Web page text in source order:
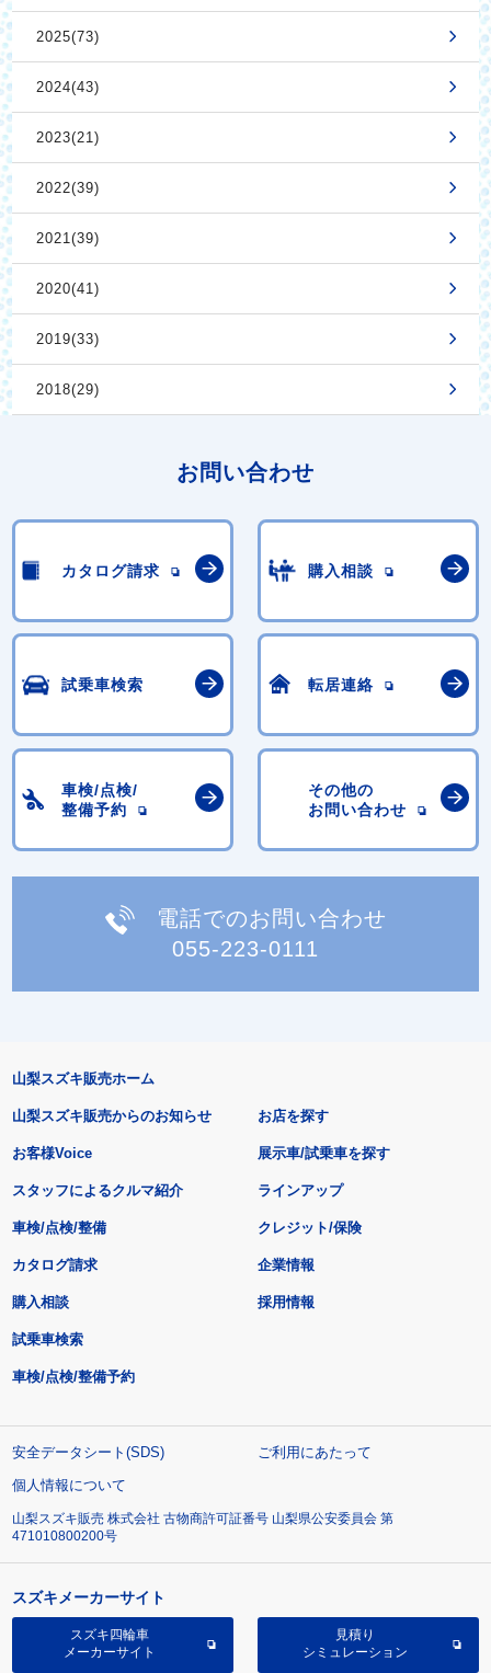
2025(73)
2024(43)
2023(21)
2022(39)
2021(39)
2020(41)
2019(33)
2018(29)
お問い合わせ
カタログ請求 購入相談
試乗車検索 転居連絡
車検/点検/
整備予約
その他の
お問い合わせ
電話でのお問い合わせ
055-223-0111
山梨スズキ販売ホーム
山梨スズキ販売からのお知らせ
お客様Voice
スタッフによるクルマ紹介
お店を探す
展示車/試乗車を探す
ラインアップ
車検/点検/整備 クレジット/保険
カタログ請求
購入相談
試乗車検索
車検/点検/整備予約
企業情報
採用情報
安全データシート(SDS)
ご利用にあたって
個人情報について
山梨スズキ販売 株式会社 古物商許可証番号 山梨県公安委員会 第
471010800200号
スズキメーカーサイト
スズキ四輪車
メーカーサイト
見積り
シミュレーション